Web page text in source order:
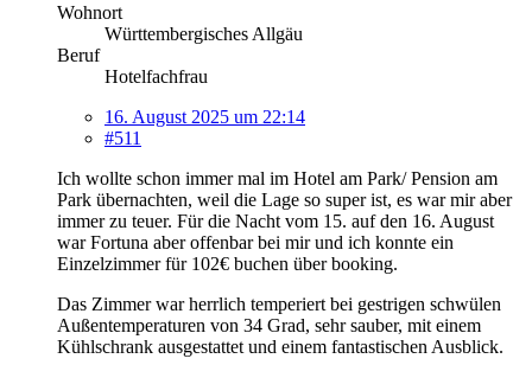
Wohnort
Württembergisches Allgäu
Beruf
Hotelfachfrau
16. August 2025 um 22:14
#511
Ich wollte schon immer mal im Hotel am Park/ Pension am
Park übernachten, weil die Lage so super ist, es war mir aber
immer zu teuer. Für die Nacht vom 15. auf den 16. August
war Fortuna aber offenbar bei mir und ich konnte ein
Einzelzimmer für 102€ buchen über booking.
Das Zimmer war herrlich temperiert bei gestrigen schwülen
Außentemperaturen von 34 Grad, sehr sauber, mit einem
Kühlschrank ausgestattet und einem fantastischen Ausblick.